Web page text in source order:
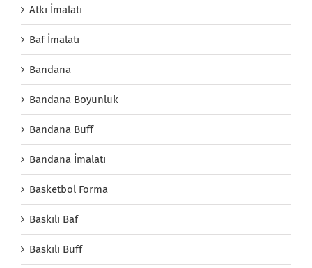
Atkı İmalatı
Baf İmalatı
Bandana
Bandana Boyunluk
Bandana Buff
Bandana İmalatı
Basketbol Forma
Baskılı Baf
Baskılı Buff